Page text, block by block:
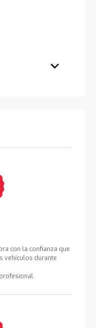
con la confianza que
vehículos durante